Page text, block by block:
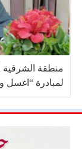
منطقة الشرقية
لمبادرة “اغسل